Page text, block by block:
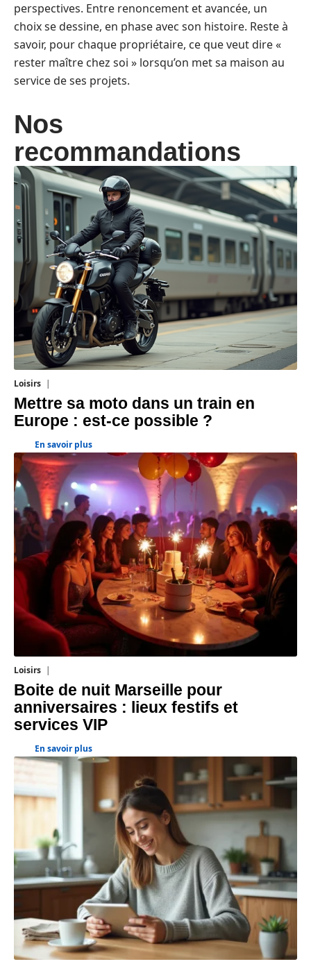
perspectives. Entre renoncement et avancée, un
choix se dessine, en phase avec son histoire. Reste à
savoir, pour chaque propriétaire, ce que veut dire «
rester maître chez soi » lorsqu’on met sa maison au
service de ses projets.
Nos
recommandations
Loisirs
Mettre sa moto dans un train en
Europe : est-ce possible ?
En savoir plus
Loisirs
Boite de nuit Marseille pour
anniversaires : lieux festifs et
services VIP
En savoir plus